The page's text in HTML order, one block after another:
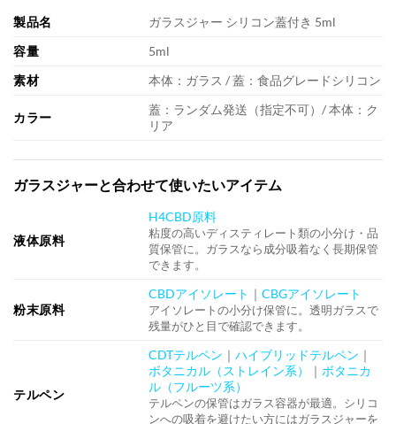
製品名
ガラスジャー シリコン蓋付き 5ml
容量
5ml
素材
本体：ガラス / 蓋：食品グレードシリコン
カラー
蓋：ランダム発送（指定不可）/ 本体：ク
リア
ガラスジャーと合わせて使いたいアイテム
液体原料
H4CBD原料
粘度の高いディスティレート類の小分け・品
質保管に。ガラスなら成分吸着なく長期保管
できます。
粉末原料
CBDアイソレート ｜CBGアイソレート
アイソレートの小分け保管に。透明ガラスで
残量がひと目で確認できます。
テルペン
CDTテルペン ｜ハイブリッドテルペン ｜
ボタニカル（ストレイン系）
｜ ボタニカ
ル（フルーツ系）
テルペンの保管はガラス容器が最適。シリコ
ンへの吸着を避けたい方にはガラスジャーを